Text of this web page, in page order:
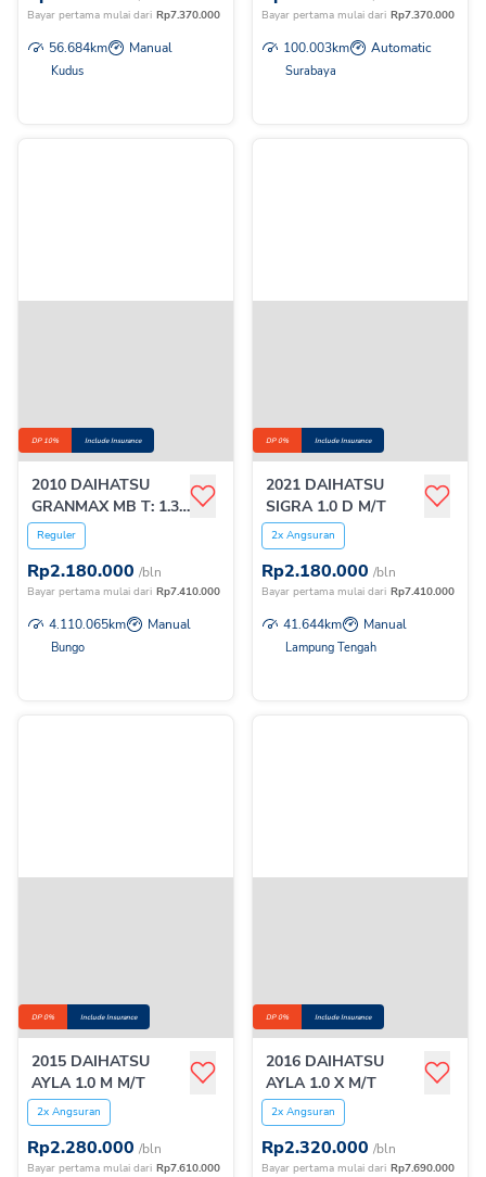
Bayar pertama mulai dari Rp7.370.000
56.684km Manual
Kudus
Bayar pertama mulai dari Rp7.370.000
100.003km Automatic
Surabaya
DP 10% Include Insurance
2010 DAIHATSU
GRANMAX MB T: 1.3
M/T
Reguler
Rp2.180.000 /bln
Bayar pertama mulai dari Rp7.410.000
4.110.065km Manual
Bungo
DP 0% Include Insurance
2021 DAIHATSU
SIGRA 1.0 D M/T
2x Angsuran
Rp2.180.000 /bln
Bayar pertama mulai dari Rp7.410.000
41.644km Manual
Lampung Tengah
DP 0% Include Insurance
2015 DAIHATSU
AYLA 1.0 M M/T
2x Angsuran
Rp2.280.000 /bln
Bayar pertama mulai dari Rp7.610.000
DP 0% Include Insurance
2016 DAIHATSU
AYLA 1.0 X M/T
2x Angsuran
Rp2.320.000 /bln
Bayar pertama mulai dari Rp7.690.000